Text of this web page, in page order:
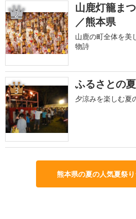
2
山鹿灯籠ま
／熊本県
山鹿の町全体を美
物詩
3 ふるさとの
夕涼みを楽しむ夏
熊本県の夏の人気夏祭